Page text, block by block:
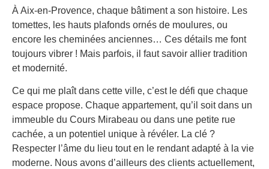
À Aix-en-Provence, chaque bâtiment a son histoire. Les
tomettes, les hauts plafonds ornés de moulures, ou
encore les cheminées anciennes… Ces détails me font
toujours vibrer ! Mais parfois, il faut savoir allier tradition
et modernité.
Ce qui me plaît dans cette ville, c’est le défi que chaque
espace propose. Chaque appartement, qu’il soit dans un
immeuble du Cours Mirabeau ou dans une petite rue
cachée, a un potentiel unique à révéler. La clé ?
Respecter l’âme du lieu tout en le rendant adapté à la vie
moderne. Nous avons d’ailleurs des clients actuellement,